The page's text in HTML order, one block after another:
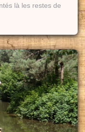
là les restes de